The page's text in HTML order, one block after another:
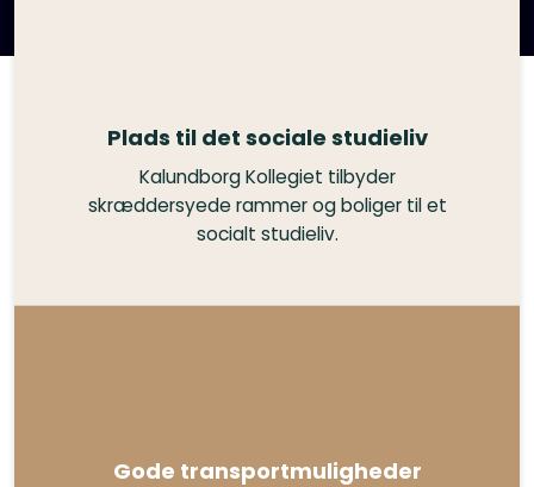
Plads til det sociale studieliv
Kalundborg Kollegiet tilbyder
skræddersyede rammer og boliger til et
socialt studieliv.
Gode transportmuligheder